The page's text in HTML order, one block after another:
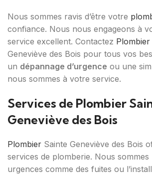
Nous sommes ravis d’être votre
confiance. Nous nous engageons à
service excellent. Contactez Plombier
Geneviève des Bois pour tous vos
un dépannage d’urgence ou une
nous sommes à votre service.
Services de Plombier
Geneviève des Bois
Plombier Sainte Geneviève des Bois
services de plomberie. Nous
urgences comme des fuites ou